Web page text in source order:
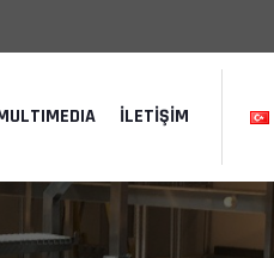
İLETIŞIM